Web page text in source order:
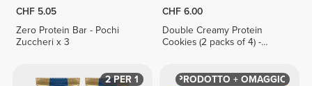
CHF 5.05
Zero Protein Bar - Pochi
Zuccheri x 3
CHF 6.00
Double Creamy Protein
Cookies (2 packs of 4) -
2 PER 1 PRODOTTO + OMAGGIO